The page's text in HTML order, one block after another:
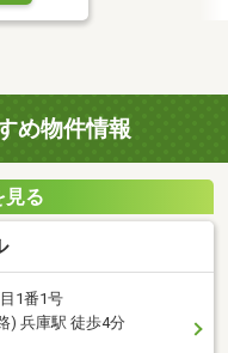
め物件情報
見る
1番1号
) 兵庫駅 徒歩4分